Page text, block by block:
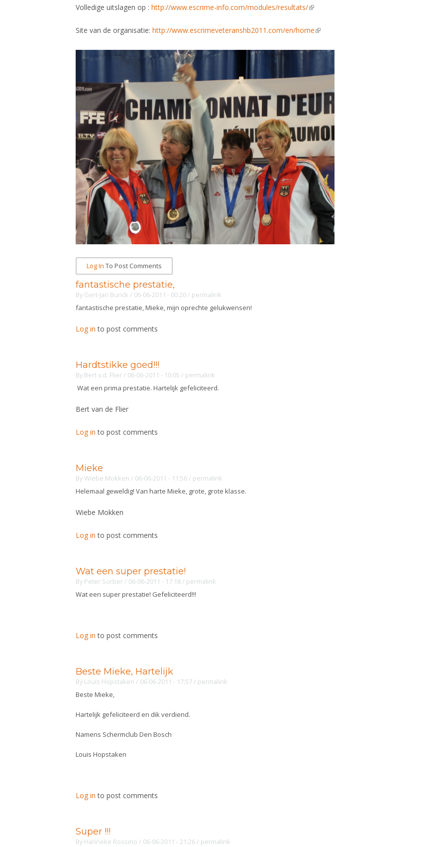
Volledige uitslagen op : http://www.escrime-info.com/modules/resultats/(link is external)
Site van de organisatie: http://www.escrimeveteranshb2011.com/en/home(link is external)
Log In To Post Comments
fantastische prestatie,
By Gert-Jan Bunck / 06-06-2011 - 00:20/ permalink
fantastische prestatie, Mieke, mijn oprechte gelukwensen!
Log in to post comments
Hardtstikke goed!!!
By Bert v.d. Flier/ 06-06-2011 - 10:05 / permalink
Wat een prima prestatie. Hartelijk gefeliciteerd.
Bert van de Flier
Log in to post comments
Mieke
ByWiebe Mokken / 06-06-2011 - 11:56/ permalink
Helemaal geweldig! Van harte Mieke, grote, grote klasse.
Wiebe Mokken
Log in to post comments
Wat een super prestatie!
By Peter Sorber/ 06-06-2011 - 17:18/ permalink
Wat een super prestatie! Gefeliciteerd!!!
Log in to post comments
Beste Mieke, Hartelijk
By Louis Hopstaken / 06-06-2011 - 17:57/ permalink
Beste Mieke,
Hartelijk gefeliciteerd en dik verdiend.
Namens Schermclub Den Bosch
Louis Hopstaken
Log in to post comments
Super !!!
By Hanneke Rossino / 06-06-2011 - 21:26/ permalink